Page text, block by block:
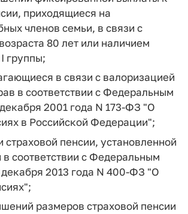
приходящиеся на
членов семьи, в связи с
80 лет или наличием
группы;
в связи с валоризацией
в соответствии с Федеральным
2001 года N 173-ФЗ "О
в Российской Федерации";
страховой пенсии, установленной
в соответствии с Федеральным
2013 года N 400-ФЗ "О
размеров страховой пенсии